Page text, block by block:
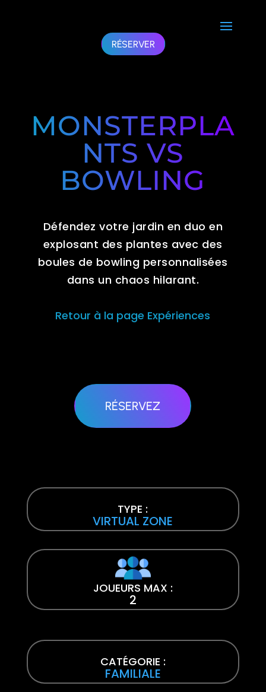
RÉSERVER
MONSTERPLA
NTS VS
BOWLING
Défendez votre jardin en duo en
explosant des plantes avec des
boules de bowling personnalisées
dans un chaos hilarant.
Retour à la page Expériences
RÉSERVEZ
TYPE :
VIRTUAL ZONE
JOUEURS MAX :
2
CATÉGORIE :
FAMILIALE